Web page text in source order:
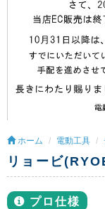
ホーム 電動工具
リョービ
プロ仕様